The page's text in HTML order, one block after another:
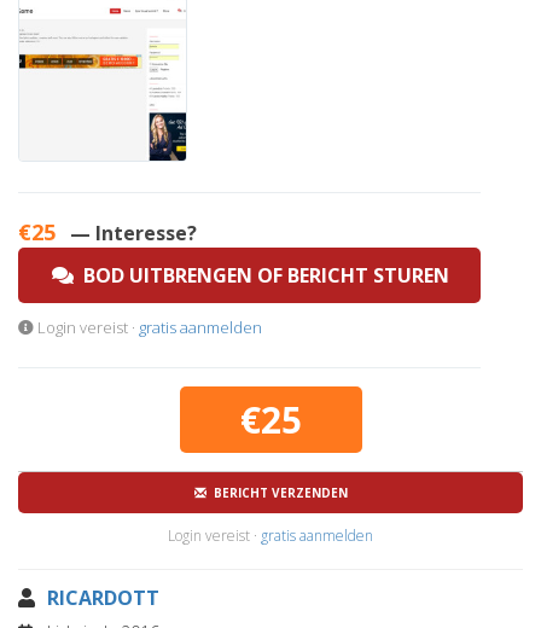
€25 — Interesse?
BOD UITBRENGEN OF BERICHT STUREN
Login vereist · gratis aanmelden
€25
BERICHT VERZENDEN
Login vereist · gratis aanmelden
RICARDOTT